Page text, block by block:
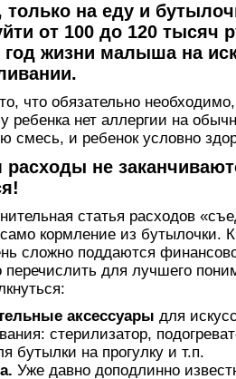
только на еду и
от 100 до 120 тысяч
жизни малыша на
что обязательно
ребенка нет аллергии на
смесь, и ребенок условно
расходы не
статья расходов
кормление из бутылочки.
сложно поддаются
перечислить для лучшего
аксессуары для
стерилизатор,
бутылки на прогулку и т.п.
Уже давно доподлинно